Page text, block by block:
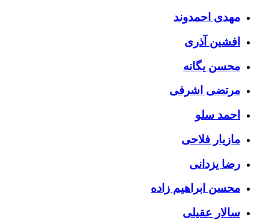
مهدی احمدوند
افشین آذری
محسن یگانه
مرتضی اشرفی
احمد سلو
مازیار فلاحی
رضا یزدانی
محسن ابراهیم زاده
سالار عقیلی